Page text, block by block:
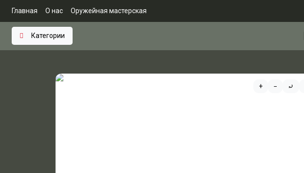
Главная О нас Оружейная мастерская
Категории
+ − ⤾